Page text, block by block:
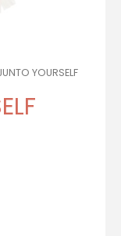
YOURSELF